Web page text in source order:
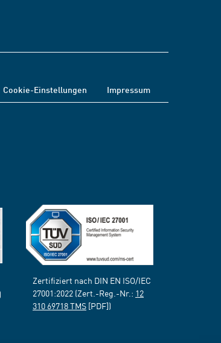
Cookie-Einstellungen Impressum
Zertifiziert nach DIN EN ISO/IEC
27001:2022 (Zert.-Reg.-Nr.: 12
310 69718 TMS [PDF])